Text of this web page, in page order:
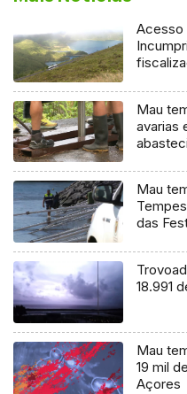
Acesso
Mau
avarias
Mau
das
18.991
Mau
19 mil
Açores